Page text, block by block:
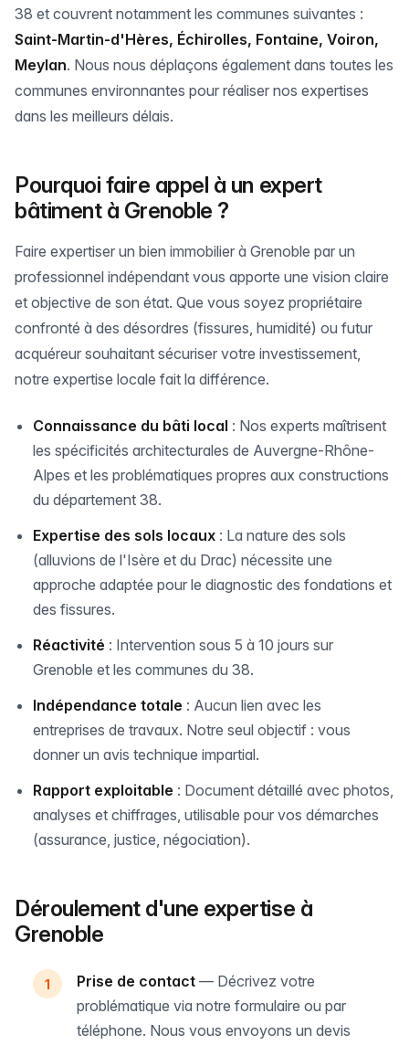
38 et couvrent notamment les communes suivantes :
Saint-Martin-d'Hères, Échirolles, Fontaine, Voiron,
Meylan. Nous nous déplaçons également dans toutes les
communes environnantes pour réaliser nos expertises
dans les meilleurs délais.
Pourquoi faire appel à un expert
bâtiment à Grenoble ?
Faire expertiser un bien immobilier à Grenoble par un
professionnel indépendant vous apporte une vision claire
et objective de son état. Que vous soyez propriétaire
confronté à des désordres (fissures, humidité) ou futur
acquéreur souhaitant sécuriser votre investissement,
notre expertise locale fait la différence.
Connaissance du bâti local : Nos experts maîtrisent
les spécificités architecturales de Auvergne-Rhône-
Alpes et les problématiques propres aux constructions
du département 38.
Expertise des sols locaux : La nature des sols
(alluvions de l'Isère et du Drac) nécessite une
approche adaptée pour le diagnostic des fondations et
des fissures.
Réactivité : Intervention sous 5 à 10 jours sur
Grenoble et les communes du 38.
Indépendance totale : Aucun lien avec les
entreprises de travaux. Notre seul objectif : vous
donner un avis technique impartial.
Rapport exploitable : Document détaillé avec photos,
analyses et chiffrages, utilisable pour vos démarches
(assurance, justice, négociation).
Déroulement d'une expertise à
Grenoble
Prise de contact — Décrivez votre
problématique via notre formulaire ou par
téléphone. Nous vous envoyons un devis